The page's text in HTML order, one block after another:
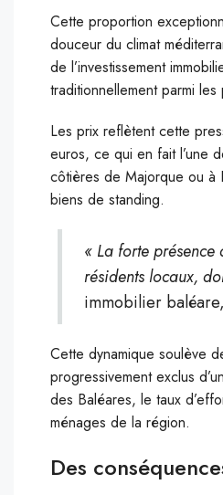
Cette proportion
douceur du climat
de l’investissement
traditionnellement parmi
Les prix reflètent cette
euros, ce qui en fait l’une
côtières de Majorque ou à
biens de standing.
« La forte présence
résidents locaux,
immobilier
Cette dynamique soulève
progressivement exclus
des Baléares, le taux
ménages de la région.
Des